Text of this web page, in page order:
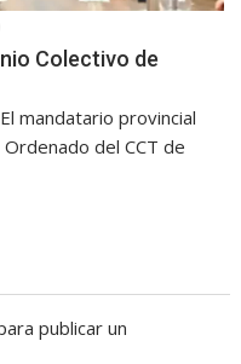
Colectivo de
mandatario provincial
del CCT de
publicar un